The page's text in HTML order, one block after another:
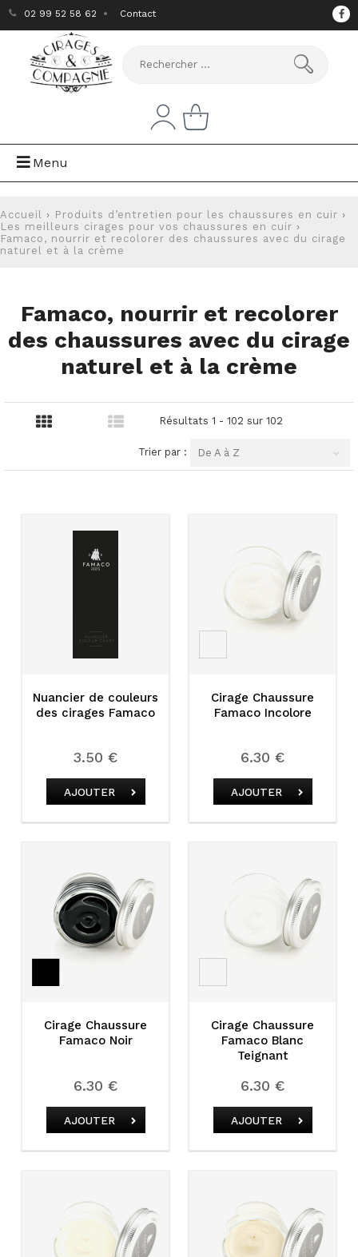
02 99 52 58 62 Contact
Menu
Accueil › Produits d’entretien pour les chaussures en cuir ›
Les meilleurs cirages pour vos chaussures en cuir ›
Famaco, nourrir et recolorer des chaussures avec du cirage
naturel et à la crème
Famaco, nourrir et recolorer
des chaussures avec du cirage
naturel et à la crème
Résultats 1 - 102 sur 102
Trier par : De A à Z
Nuancier de couleurs
des cirages Famaco
3.50 €
AJOUTER
Cirage Chaussure
Famaco Incolore
6.30 €
AJOUTER
Cirage Chaussure
Famaco Noir
6.30 €
AJOUTER
Cirage Chaussure
Famaco Blanc
Teignant
6.30 €
AJOUTER